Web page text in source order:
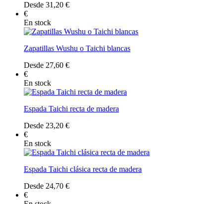
Desde 31,20 €
€
En stock
Zapatillas Wushu o Taichi blancas
Desde 27,60 €
€
En stock
Espada Taichi recta de madera
Desde 23,20 €
€
En stock
Espada Taichi clásica recta de madera
Desde 24,70 €
€